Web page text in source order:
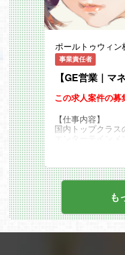
センター全体の運
を動かす「センタ
スペシャリストパ
全体を提案・統括
ジャー」へ。 年2
り、あなたの「実
当に報酬へと還
職務内容
世界中のプレイヤ
ため、チームの
折衝まで、多岐に
せします。
海外向けオペレー
英語圏を中心とし
作成、対応マニュ
策定。
多言語チームのマ
英語対応メンバー
ー、OJTによるリ
クターを募集いた
【業務内容】
ゲーム事業部にお
を推進していただ
■ 期待するミッシ
・短期的には：
まずは『ゲゲゲ
じめとする既存
現在のシステム仕
把握しながら、現
理を行っていただ
・中長期的には：
事業部全体の技術
引、AI技術の導
ンジニア組織づ
す。
■ 具体的な業務内
・ゲームチーム全
在約15名規模）
材育成
・新規タイトル立
ポールトゥウィン
事業責任者
【GE営業｜マ
この求人案件の募
【仕事内容】
国内トップクラス
エンターテイン
線でのクライア
せします。
単なるアウトソ
に留まらず、クラ
値を最大化させる
トナー」として、
ョンです。
■ お任せしたいこ
も